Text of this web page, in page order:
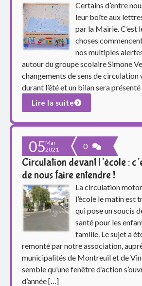
p
Certains d’entre
leur boîte aux
par la Mairie. C’est
choses
nos multiples
autour du groupe scolaire Simone
changements de sens de circulation
durant l’été et un bilan sera
Lire la suite
05Mar
2021
0
Circulation devant l’école :
de nous faire entendre !
La circulation
l’école le matin est
qui pose un soucis
santé pour les
famille. Le sujet a
remonté par notre association,
municipalités de Montreuil et de
semble qu’une fenêtre d’action
d’année […]